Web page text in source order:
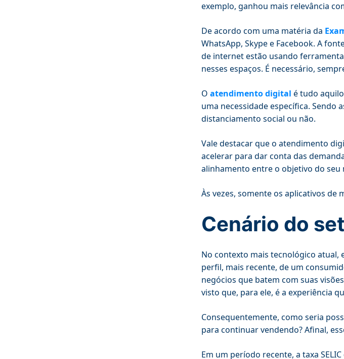
exemplo, ganhou mais relevância
De acordo com uma matéria da
WhatsApp, Skype e Facebook. A
de internet estão usando
nesses espaços. É necessário,
O atendimento digital é tudo
uma necessidade específica. Sendo
distanciamento social ou não.
Vale destacar que o atendimento
acelerar para dar conta das
alinhamento entre o objetivo do seu
Às vezes, somente os aplicativos
Cenário do
No contexto mais tecnológico
perfil, mais recente, de um
negócios que batem com suas
visto que, para ele, é a experiência
Consequentemente, como seria
para continuar vendendo? Afinal,
Em um período recente, a taxa